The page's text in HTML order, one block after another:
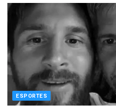
ESPORTES